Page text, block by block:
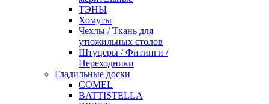
ТЭНЫ
Хомуты
Чехлы / Ткань для
утюжильных столов
Штуцеры / Фитинги /
Переходники
Гладильные доски
COMEL
BATTISTELLA